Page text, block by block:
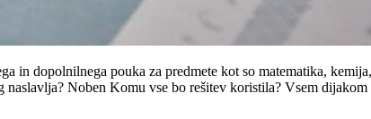
in dopolnilnega pouka za predmete kot so matematika,
Noben Komu vse bo rešitev koristila? Vsem